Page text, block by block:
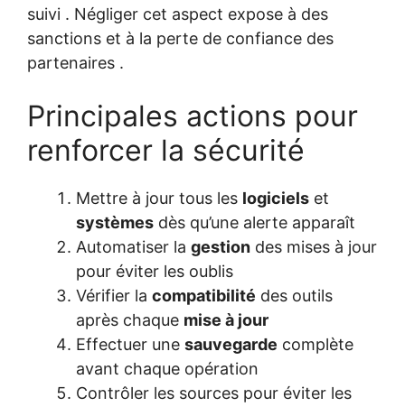
suivi . Négliger cet aspect expose à des
sanctions et à la perte de confiance des
partenaires .
Principales actions pour
renforcer la sécurité
Mettre à jour tous les logiciels et
systèmes dès qu’une alerte apparaît
Automatiser la gestion des mises à jour
pour éviter les oublis
Vérifier la compatibilité des outils
après chaque mise à jour
Effectuer une sauvegarde complète
avant chaque opération
Contrôler les sources pour éviter les